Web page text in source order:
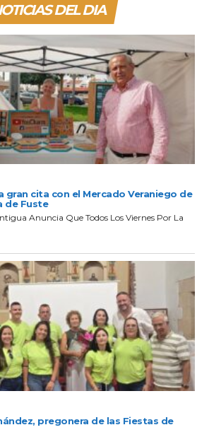
DEL DIA
gran cita con el Mercado Veraniego de
de Fuste
Anuncia Que Todos Los Viernes Por La
pregonera de las Fiestas de